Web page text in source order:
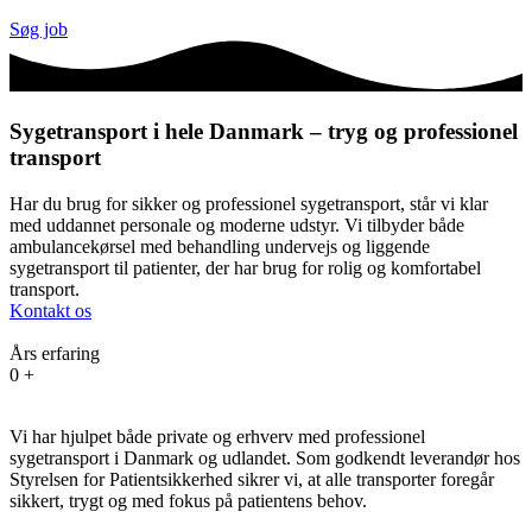
Søg job
Sygetransport i hele Danmark – tryg og professionel
transport
Har du brug for sikker og professionel sygetransport, står vi klar
med uddannet personale og moderne udstyr. Vi tilbyder både
ambulancekørsel med behandling undervejs og liggende
sygetransport til patienter, der har brug for rolig og komfortabel
transport.
Kontakt os
Års erfaring
0 +
Vi har hjulpet både private og erhverv med professionel
sygetransport i Danmark og udlandet. Som godkendt leverandør hos
Styrelsen for Patientsikkerhed sikrer vi, at alle transporter foregår
sikkert, trygt og med fokus på patientens behov.